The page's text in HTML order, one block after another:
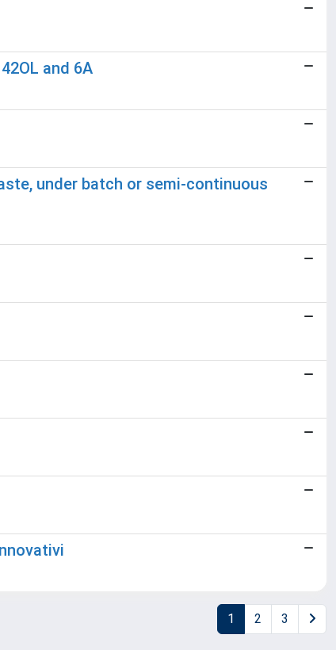
and 6A
under batch or semi-continuous
1 2 3